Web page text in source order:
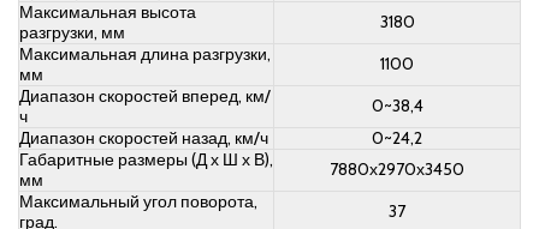
Максимальная высота
разгрузки, мм
3180
Максимальная длина разгрузки,
мм
1100
Диапазон скоростей вперед, км/
ч
0~38,4
Диапазон скоростей назад, км/ч
0~24,2
Габаритные размеры (Д х Ш х В),
мм
7880х2970х3450
Максимальный угол поворота,
град.
37